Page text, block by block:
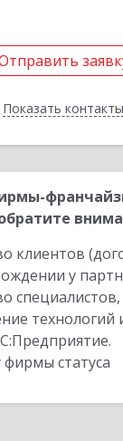
Показать контакты
Назад
клиентов
у
статуса